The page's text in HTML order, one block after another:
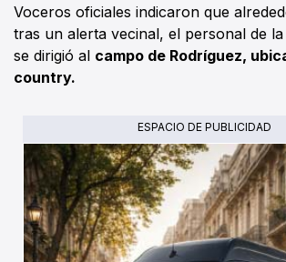
Voceros oficiales indicaron que
tras un alerta vecinal, el personal de la
se dirigió al campo de Rodríguez,
country.
ESPACIO DE PUBLICIDAD